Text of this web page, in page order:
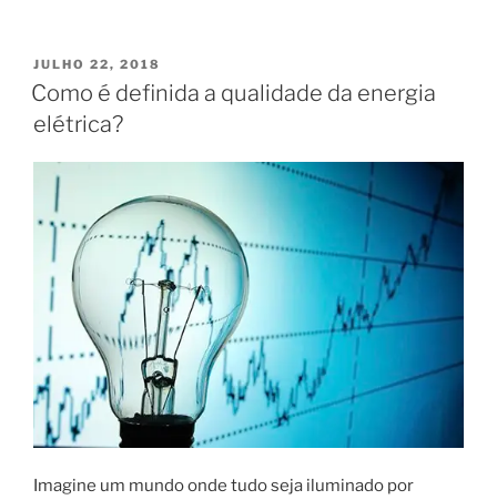
para
diminuir
de
luz!”
PUBLICADO
EM
JULHO 22, 2018
Como é definida a qualidade da energia
elétrica?
Imagine um mundo onde tudo seja iluminado por